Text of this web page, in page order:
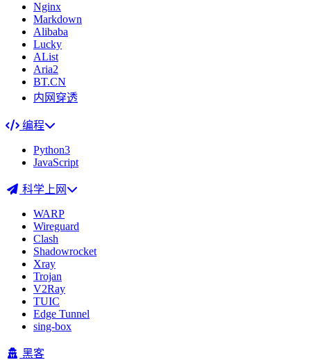
Nginx
Markdown
Alibaba
Lucky
AList
Aria2
BT.CN
内网穿透
编程
Python3
JavaScript
科学上网
WARP
Wireguard
Clash
Shadowrocket
Xray
Trojan
V2Ray
TUIC
Edge Tunnel
sing-box
黑客